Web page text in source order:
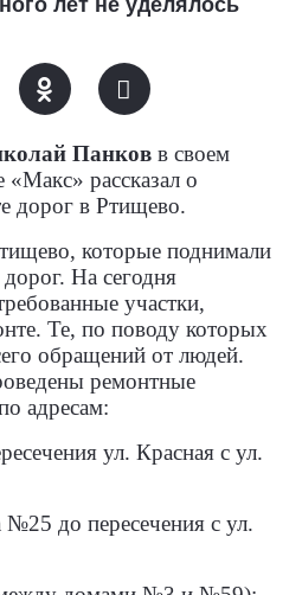
лет не уделялось
Панков в своем
«Макс» рассказал о
дорог в Ртищево.
которые поднимали
На сегодня
участки,
Те, по поводу которых
обращений от людей.
ремонтные
адресам:
ул. Красная с ул.
до пересечения с ул.